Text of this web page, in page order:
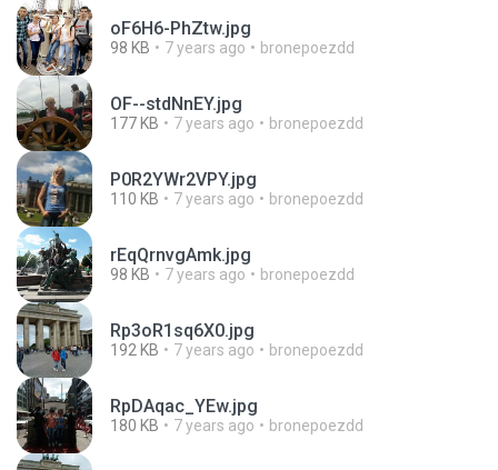
oF6H6-PhZtw.jpg
98 KB 7 years ago bronepoezdd
OF--stdNnEY.jpg
177 KB 7 years ago bronepoezdd
P0R2YWr2VPY.jpg
110 KB 7 years ago bronepoezdd
rEqQrnvgAmk.jpg
98 KB 7 years ago bronepoezdd
Rp3oR1sq6X0.jpg
192 KB 7 years ago bronepoezdd
RpDAqac_YEw.jpg
180 KB 7 years ago bronepoezdd